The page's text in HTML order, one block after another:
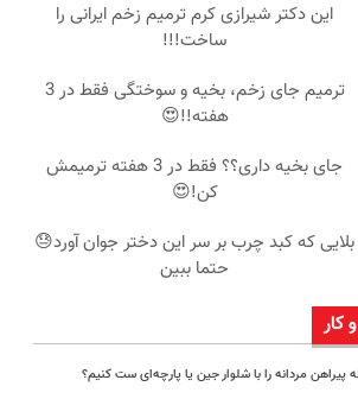
این دکتر شیرازی کرم ترمیم زخم ایرانی را
ساخت!!!
ترمیم جای زخم، بخیه و سوختگی فقط در 3
هفته!!😍
جای بخیه داری؟؟ فقط در 3 هفته ترمیمش
کن!😍
بلایی که کبد چرب بر سر این دختر جوان آورد😓
حتما ببین
کار
پیراهن مردانه را با شلوار جین یا پارچه‌ای ست کنیم؟